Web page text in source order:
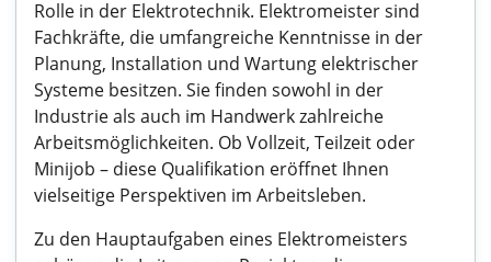
Rolle in der Elektrotechnik. Elektromeister sind
Fachkräfte, die umfangreiche Kenntnisse in der
Planung, Installation und Wartung elektrischer
Systeme besitzen. Sie finden sowohl in der
Industrie als auch im Handwerk zahlreiche
Arbeitsmöglichkeiten. Ob Vollzeit, Teilzeit oder
Minijob – diese Qualifikation eröffnet Ihnen
vielseitige Perspektiven im Arbeitsleben.
Zu den Hauptaufgaben eines Elektromeisters